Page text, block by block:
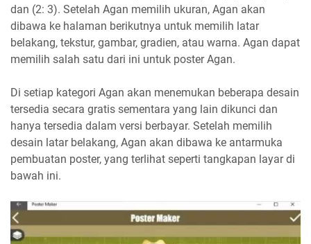
dan (2: 3). Setelah Agan memilih ukuran, Agan akan
dibawa ke halaman berikutnya untuk memilih latar
belakang, tekstur, gambar, gradien, atau warna. Agan dapat
memilih salah satu dari ini untuk poster Agan.
Di setiap kategori Agan akan menemukan beberapa desain
tersedia secara gratis sementara yang lain dikunci dan
hanya tersedia dalam versi berbayar. Setelah memilih
desain latar belakang, Agan akan dibawa ke antarmuka
pembuatan poster, yang terlihat seperti tangkapan layar di
bawah ini.